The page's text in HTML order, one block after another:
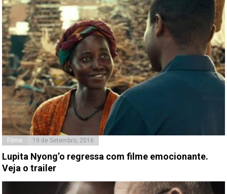
Filme 19 de Setembro, 2016
Lupita Nyong’o regressa com filme emocionante.
Veja o trailer